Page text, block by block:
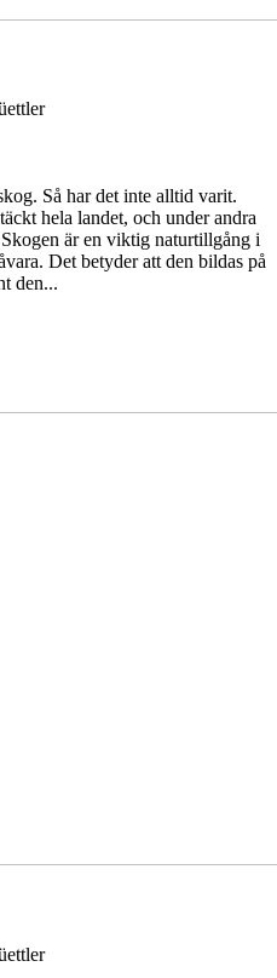
Så har det inte alltid varit.
hela landet, och under andra
är en viktig naturtillgång i
Det betyder att den bildas på
den...